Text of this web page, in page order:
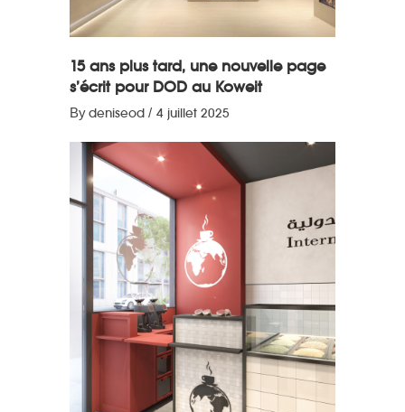
15 ans plus tard, une nouvelle page
s’écrit pour DOD au Koweit
Bydeniseod 4 juillet 2025